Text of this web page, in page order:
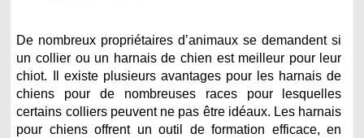
De nombreux propriétaires d’animaux se demandent si
un collier ou un harnais de chien est meilleur pour leur
chiot. Il existe plusieurs avantages pour les harnais de
chiens pour de nombreuses races pour lesquelles
certains colliers peuvent ne pas être idéaux. Les harnais
pour chiens offrent un outil de formation efficace, en